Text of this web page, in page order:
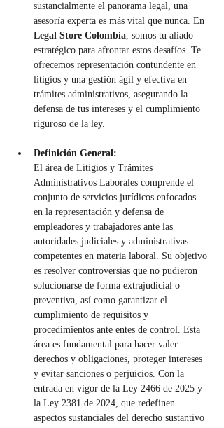
sustancialmente el panorama legal, una
asesoría experta es más vital que nunca. En
Legal Store Colombia, somos tu aliado
estratégico para afrontar estos desafíos. Te
ofrecemos representación contundente en
litigios y una gestión ágil y efectiva en
trámites administrativos, asegurando la
defensa de tus intereses y el cumplimiento
riguroso de la ley.
Definición General:
El área de Litigios y Trámites
Administrativos Laborales comprende el
conjunto de servicios jurídicos enfocados
en la representación y defensa de
empleadores y trabajadores ante las
autoridades judiciales y administrativas
competentes en materia laboral. Su objetivo
es resolver controversias que no pudieron
solucionarse de forma extrajudicial o
preventiva, así como garantizar el
cumplimiento de requisitos y
procedimientos ante entes de control. Esta
área es fundamental para hacer valer
derechos y obligaciones, proteger intereses
y evitar sanciones o perjuicios. Con la
entrada en vigor de la Ley 2466 de 2025 y
la Ley 2381 de 2024, que redefinen
aspectos sustanciales del derecho sustantivo